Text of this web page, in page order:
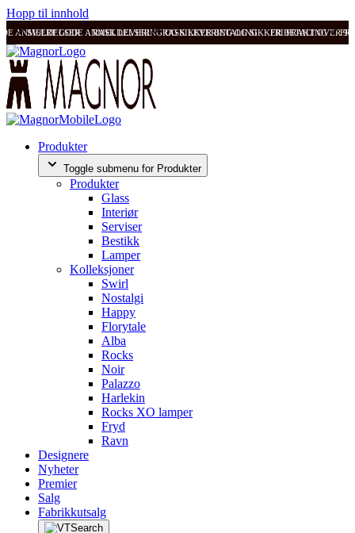
Hopp til innhold
ANMELDELSER RASK LEVERING OG SIKKER BETALING FRI FRAKT OVER
SVÆRT GODE ANMELDELSER RASK LEVERING OG SIKKER BETALING
Produkter
Toggle submenu for Produkter
Produkter
Glass
Interiør
Serviser
Bestikk
Lamper
Kolleksjoner
Swirl
Nostalgi
Happy
Florytale
Alba
Rocks
Noir
Palazzo
Harlekin
Rocks XO lamper
Fryd
Ravn
Designere
Nyheter
Premier
Salg
Fabrikkutsalg